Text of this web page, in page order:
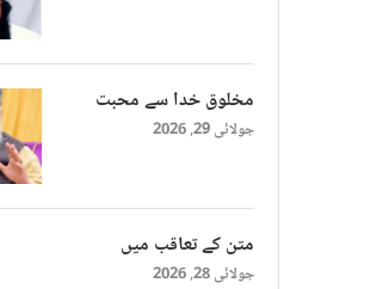
مخلوق خدا سے محبت
جولائی 29, 2026
متن کے تعاقب میں
جولائی 28, 2026